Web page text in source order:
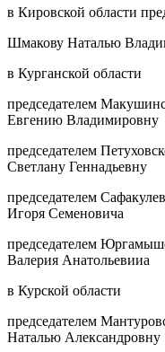
в Кировской области
Шмакову Наталью
в Курганской области
председателем
Евгению Владимировну
председателем
Светлану Геннадьевну
председателем
Игоря Семеновича
председателем
Валерия Анатольевииа
в Курской области
председателем
Наталью Александровну